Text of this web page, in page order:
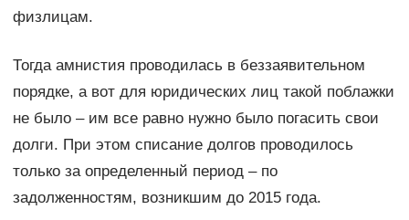
физлицам.
Тогда амнистия проводилась в беззаявительном
порядке, а вот для юридических лиц такой поблажки
не было – им все равно нужно было погасить свои
долги. При этом списание долгов проводилось
только за определенный период – по
задолженностям, возникшим до 2015 года.